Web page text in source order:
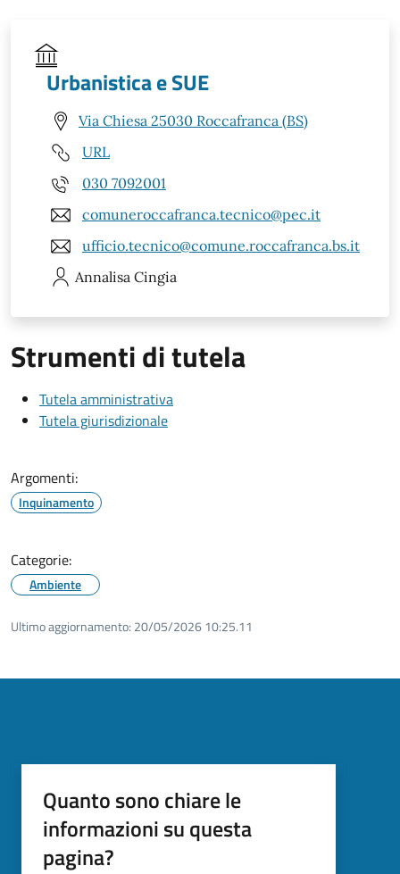
Urbanistica e SUE
Via Chiesa 25030 Roccafranca (BS)
URL
030 7092001
comuneroccafranca.tecnico@pec.it
ufficio.tecnico@comune.roccafranca.bs.it
Annalisa Cingia
Strumenti di tutela
Tutela amministrativa
Tutela giurisdizionale
Argomenti:
Inquinamento
Categorie:
Ambiente
Ultimo aggiornamento: 20/05/2026 10:25.11
Quanto sono chiare le
informazioni su questa
pagina?